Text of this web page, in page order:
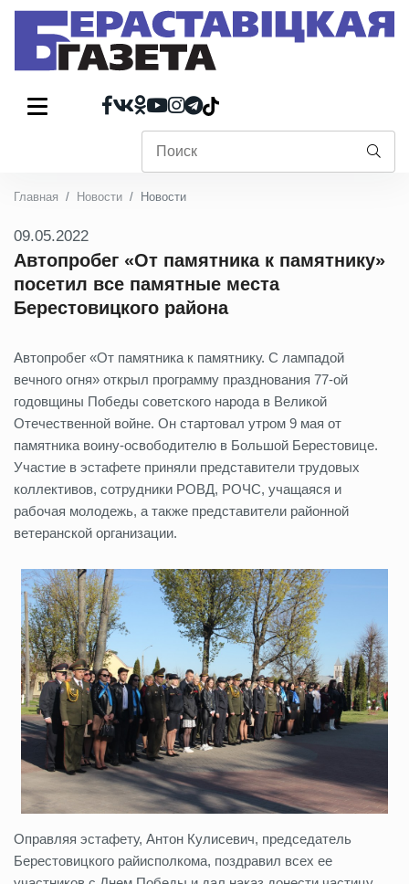
Главная Новости Новости
09.05.2022
Автопробег «От памятника к памятнику»
посетил все памятные места
Берестовицкого района
Автопробег «От памятника к памятнику. С лампадой
вечного огня» открыл программу празднования 77-ой
годовщины Победы советского народа в Великой
Отечественной войне. Он стартовал утром 9 мая от
памятника воину-освободителю в Большой Берестовице.
Участие в эстафете приняли представители трудовых
коллективов, сотрудники РОВД, РОЧС, учащаяся и
рабочая молодежь, а также представители районной
ветеранской организации.
Оправляя эстафету, Антон Кулисевич, председатель
Берестовицкого райисполкома, поздравил всех ее